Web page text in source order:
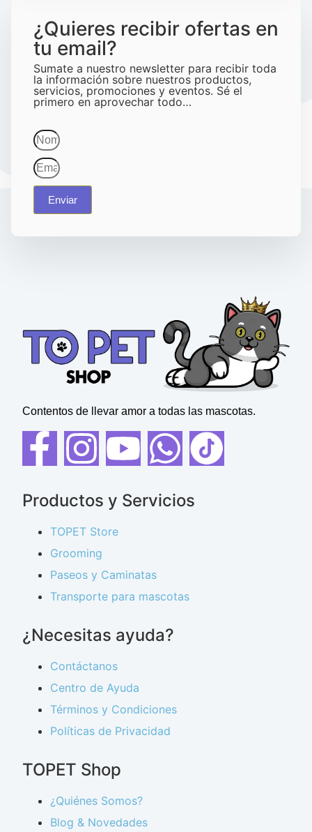
¿Quieres recibir ofertas en
tu email?
Sumate a nuestro newsletter para recibir toda
la información sobre nuestros productos,
servicios, promociones y eventos. Sé el
primero en aprovechar todo…
Enviar
Contentos de llevar amor a todas las mascotas.
Productos y Servicios
TOPET Store
Grooming
Paseos y Caminatas
Transporte para mascotas
¿Necesitas ayuda?
Contáctanos
Centro de Ayuda
Términos y Condiciones
Políticas de Privacidad
TOPET Shop
¿Quiénes Somos?
Blog & Novedades